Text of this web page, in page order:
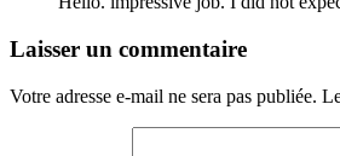
Laisser un commentaire
Votre adresse e-mail ne sera pas publiée.